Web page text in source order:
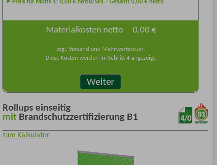
Rollups einseitig
mit Brandschutzzertifizierung B1
zum Kalkulator
Materialkosten netto 0,00 €
zzgl. Versand und Mehrwertsteuer.
Diese Kosten werden im Schritt 4 angezeigt.
Weiter